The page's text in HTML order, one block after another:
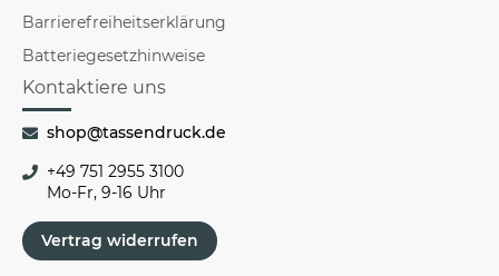
Barrierefreiheitserklärung
Batteriegesetzhinweise
Kontaktiere uns
shop@tassendruck.de
+49 751 2955 3100
Mo-Fr, 9-16 Uhr
Vertrag widerrufen